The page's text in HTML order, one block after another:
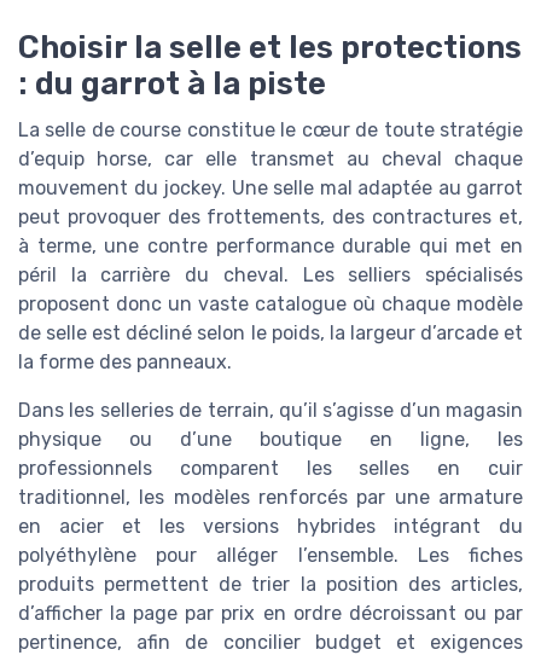
Choisir la selle et les protections
: du garrot à la piste
La selle de course constitue le cœur de toute stratégie
d’equip horse, car elle transmet au cheval chaque
mouvement du jockey. Une selle mal adaptée au garrot
peut provoquer des frottements, des contractures et,
à terme, une contre performance durable qui met en
péril la carrière du cheval. Les selliers spécialisés
proposent donc un vaste catalogue où chaque modèle
de selle est décliné selon le poids, la largeur d’arcade et
la forme des panneaux.
Dans les selleries de terrain, qu’il s’agisse d’un magasin
physique ou d’une boutique en ligne, les
professionnels comparent les selles en cuir
traditionnel, les modèles renforcés par une armature
en acier et les versions hybrides intégrant du
polyéthylène pour alléger l’ensemble. Les fiches
produits permettent de trier la position des articles,
d’afficher la page par prix en ordre décroissant ou par
pertinence, afin de concilier budget et exigences